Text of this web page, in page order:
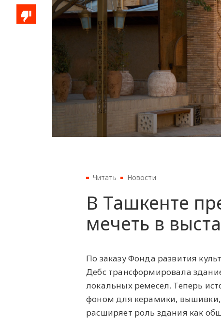
Читать Новости
В Ташкенте
мечеть в
По заказу Фонда развития
Дебс трансформировала
локальных ремесел. Теперь
фоном для керамики,
расширяет роль здания как